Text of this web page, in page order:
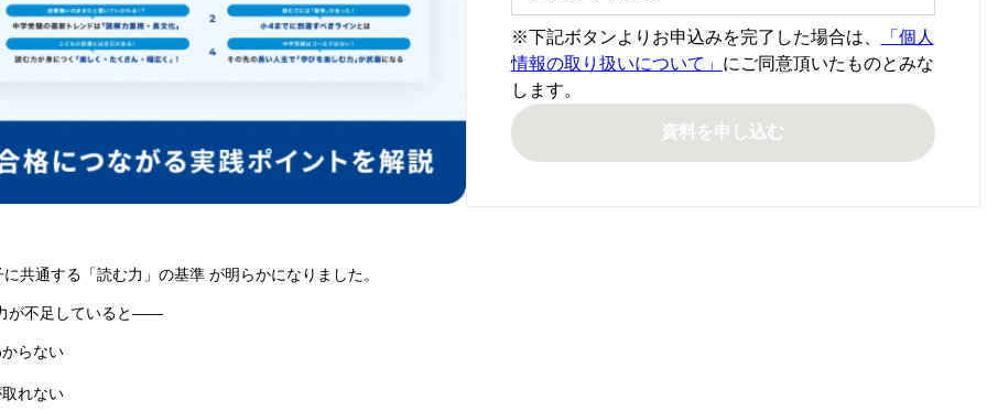
共通する「読む力」の基準 が明らかになりました。
が不足していると――
らない
れない
※下記ボタンよりお申込みを完了した場合は、
「個人
情報の取り扱いについて」 にご同意頂いたものとみな
します。
資料を申し込む